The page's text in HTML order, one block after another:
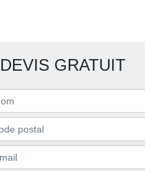
DEVIS GRATUIT